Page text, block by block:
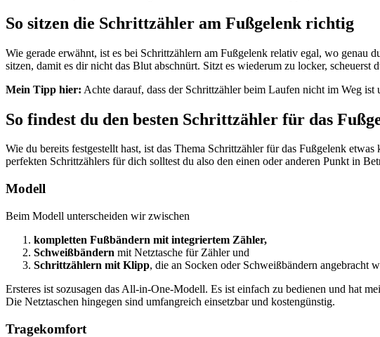
So sitzen die Schrittzähler am Fußgelenk richtig
Wie gerade erwähnt, ist es bei Schrittzählern am Fußgelenk relativ egal, wo genau
sitzen, damit es dir nicht das Blut abschnürt. Sitzt es wiederum zu locker,
Mein Tipp hier: Achte darauf, dass der Schrittzähler beim Laufen nicht im Weg ist
So findest du den besten Schrittzähler für das
Wie du bereits festgestellt hast, ist das Thema Schrittzähler für das Fußgelenk
perfekten Schrittzählers für dich solltest du also den einen oder anderen Punkt in
Modell
Beim Modell unterscheiden wir zwischen
kompletten Fußbändern mit integriertem Zähler,
Schweißbändern mit Netztasche für Zähler und
Schrittzählern mit Klipp, die an Socken oder Schweißbändern angebracht
Ersteres ist sozusagen das All-in-One-Modell. Es ist einfach zu bedienen und hat
Die Netztaschen hingegen sind umfangreich einsetzbar und kostengünstig.
Tragekomfort